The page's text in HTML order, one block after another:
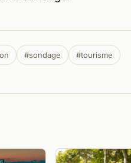
#sondage #tourisme